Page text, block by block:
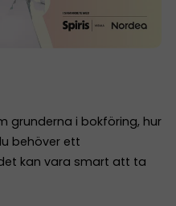
grunderna i bokföring, hur
behöver ett
kan vara smart att ta